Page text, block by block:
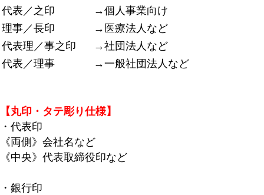
代表／之印
→個人事業向け
理事／長印
→医療法人など
代表理／事之印
→社団法人など
代表／理事
→一般社団法人など
【丸印・タテ彫り仕様】
・代表印
《両側》会社名など
《中央》代表取締役印など
・銀行印